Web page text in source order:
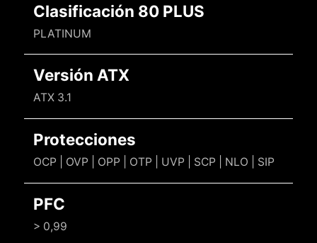
Clasificación 80 PLUS
PLATINUM
Versión ATX
ATX 3.1
Protecciones
OCP | OVP | OPP | OTP | UVP | SCP | NLO | SIP
PFC
> 0,99